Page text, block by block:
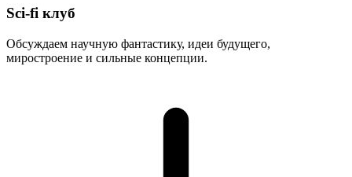
Sci-fi клуб
Обсуждаем научную фантастику, идеи будущего,
миростроение и сильные концепции.